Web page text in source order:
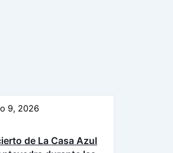
9, 2026
de La Casa Azul